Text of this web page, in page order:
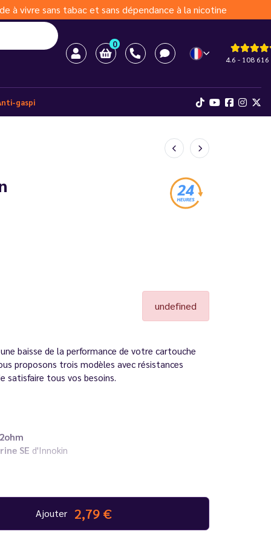
à vivre sans tabac et sans dépendance à la nicotine
0
4.6 - 108 616
gaspi
undefined
baisse de la performance de votre cartouche
proposons trois modèles avec résistances
satisfaire tous vos besoins.
SE d'Innokin
Ajouter 2,79 €